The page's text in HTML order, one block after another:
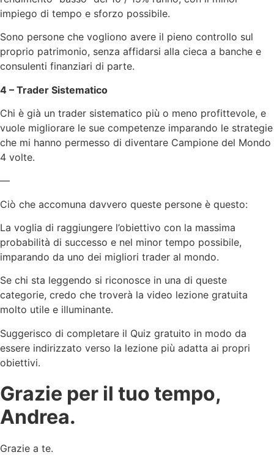
impiego di tempo e sforzo possibile.
Sono persone che vogliono avere il pieno controllo sul
proprio patrimonio, senza affidarsi alla cieca a banche e
consulenti finanziari di parte.
4 – Trader Sistematico
Chi è già un trader sistematico più o meno profittevole, e
vuole migliorare le sue competenze imparando le strategie
che mi hanno permesso di diventare Campione del Mondo
4 volte.
—
Ciò che accomuna davvero queste persone è questo:
La voglia di raggiungere l’obiettivo con la massima
probabilità di successo e nel minor tempo possibile,
imparando da uno dei migliori trader al mondo.
Se chi sta leggendo si riconosce in una di queste
categorie, credo che troverà la video lezione gratuita
molto utile e illuminante.
Suggerisco di completare il Quiz gratuito in modo da
essere indirizzato verso la lezione più adatta ai propri
obiettivi.
Grazie per il tuo tempo,
Andrea.
Grazie a te.